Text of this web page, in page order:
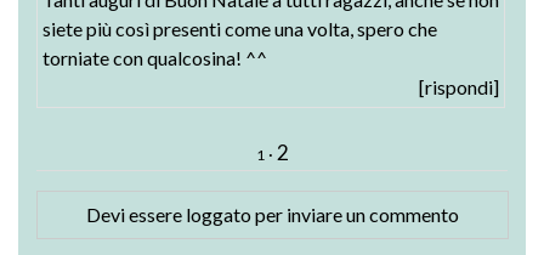
siete più così presenti come una volta, spero che
torniate con qualcosina! ^^
[rispondi]
1 · 2
Devi essere loggato per inviare un commento